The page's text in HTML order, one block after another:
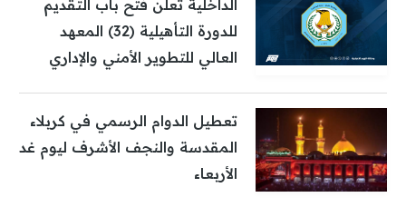
الداخلية تعلن فتح باب التقديم
للدورة التأهيلية (32) المعهد
العالي للتطوير الأمني والإداري
تعطيل الدوام الرسمي في كربلاء
المقدسة والنجف الأشرف ليوم غد
الأربعاء